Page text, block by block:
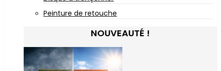
Peinture de retouche
NOUVEAUTÉ !